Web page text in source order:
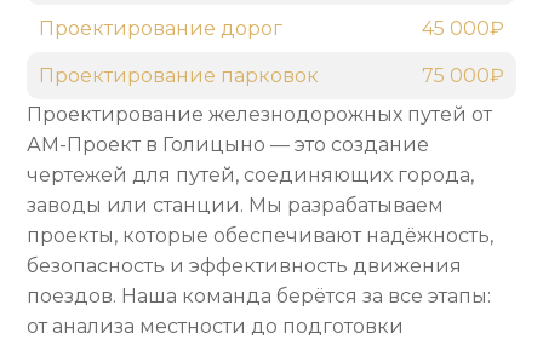
Проектирование железнодорожных путей от
АМ-Проект в Голицыно — это создание
чертежей для путей, соединяющих города,
заводы или станции. Мы разрабатываем
проекты, которые обеспечивают надёжность,
безопасность и эффективность движения
поездов. Наша команда берётся за все этапы:
от анализа местности до подготовки
Проектирование дорог 45 000₽
Проектирование парковок 75 000₽